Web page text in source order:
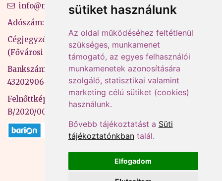
sütiket használunk
Az oldal működéséhez feltétlenül
szükséges, munkamenet
támogató, az egyes felhasználói
munkamenetek azonosítására
szolgáló, statisztikai valamint
marketing célú sütiket (cookies)
használunk.
Bővebb tájékoztatást a Süti
tájékoztatónkbantalál.
Elfogadom
info@mprx.hu
Adószám: 13598145-2-41
Cégjegyzékszám: 01-09-883770
(Fővárosi Bíróság)
Bankszámlaszám: CIB Bank, 10700581-
43202906-51100005
Felnőttképzési nyilvántartási szám:
B/2020/000053